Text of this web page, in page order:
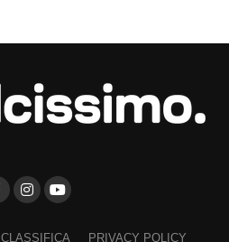
CLASSIFICA PRIVACY POLICY